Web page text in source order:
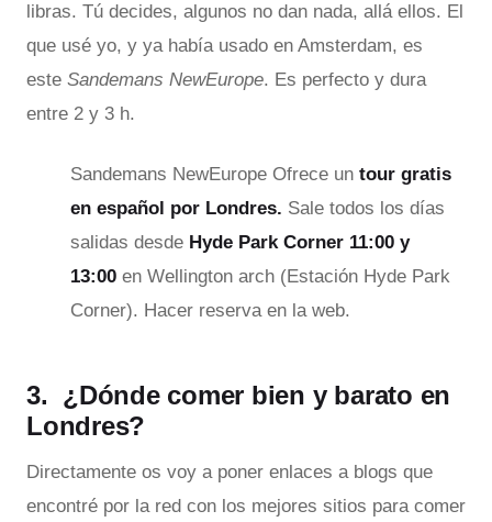
libras. Tú decides, algunos no dan nada, allá ellos. El
que usé yo, y ya había usado en Amsterdam, es
este Sandemans NewEurope. Es perfecto y dura
entre 2 y 3 h.
Sandemans NewEurope Ofrece un tour gratis
en español por Londres. Sale todos los días
salidas desde Hyde Park Corner 11:00 y
13:00 en Wellington arch (Estación Hyde Park
Corner). Hacer reserva en la web.
3. ¿Dónde comer bien y barato en
Londres?
Directamente os voy a poner enlaces a blogs que
encontré por la red con los mejores sitios para comer